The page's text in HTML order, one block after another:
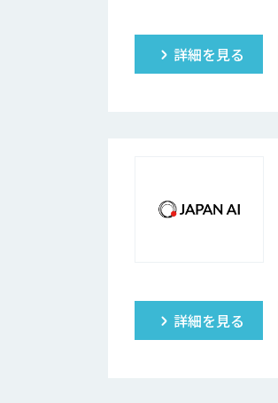
詳細を見る
詳細を見る